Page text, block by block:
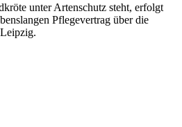
unter Artenschutz steht, erfolgt
Pflegevertrag über die